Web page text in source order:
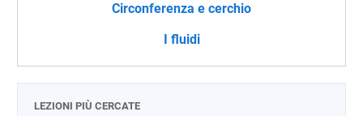
Circonferenza e cerchio
I fluidi
LEZIONI PIÙ CERCATE